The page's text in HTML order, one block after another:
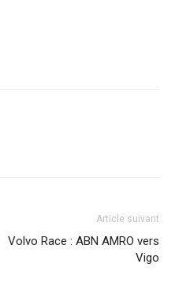
Article suivant
Volvo Race : ABN AMRO vers
Vigo